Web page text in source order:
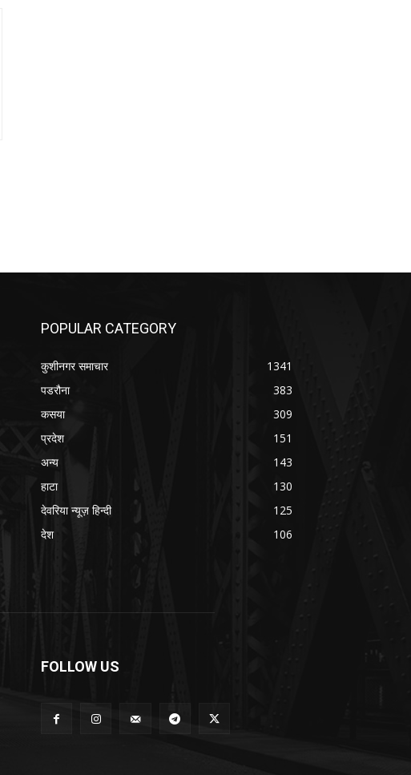
POPULAR CATEGORY
कुशीनगर समाचार
1341
पडरौना
383
कसया
309
प्रदेश
151
अन्य
143
हाटा
130
देवरिया न्यूज़ हिन्दी
125
देश
106
FOLLOW US